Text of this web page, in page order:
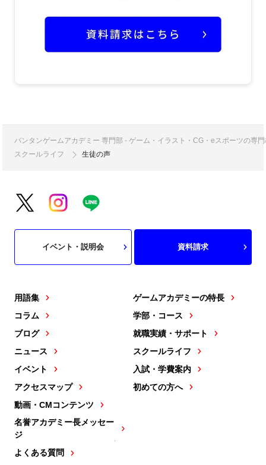
バンタンゲームアカデミー 専門部 - ゲーム・イラスト・CG・eスポーツの専
スクールライフ
生徒の声
用語集
コラム
ブログ
ニュース
イベント
アクセスマップ
動画・CMコンテンツ
名誉アカデミー長メッセー
ジ
よくある質問
ゲームアカデミーの特長
学部・コース
就職実績・サポート
スクールライフ
入試・学費案内
初めての方へ
イベント・説明会 資料請求